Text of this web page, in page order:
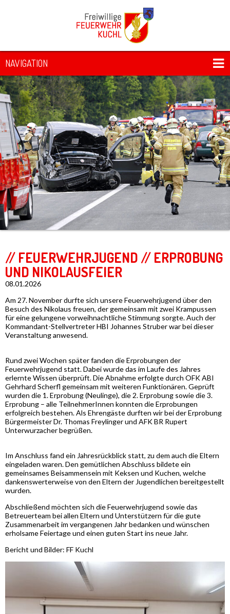
NAVIGATION
// FEUERWEHRJUGEND // ERPROBUNG
UND NIKOLAUSFEIER
08.01.2026
Am 27. November durfte sich unsere Feuerwehrjugend über den
Besuch des Nikolaus freuen, der gemeinsam mit zwei Krampussen
für eine gelungene vorweihnachtliche Stimmung sorgte. Auch der
Kommandant-Stellvertreter HBI Johannes Struber war bei dieser
Veranstaltung anwesend.
Rund zwei Wochen später fanden die Erprobungen der
Feuerwehrjugend statt. Dabei wurde das im Laufe des Jahres
erlernte Wissen überprüft. Die Abnahme erfolgte durch OFK ABI
Gehrhard Scherfl gemeinsam mit weiteren Funktionären. Geprüft
wurden die 1. Erprobung (Neulinge), die 2. Erprobung sowie die 3.
Erprobung – alle TeilnehmerInnen konnten die Erprobungen
erfolgreich bestehen. Als Ehrengäste durften wir bei der Erprobung
Bürgermeister Dr. Thomas Freylinger und AFK BR Rupert
Unterwurzacher begrüßen.
Im Anschluss fand ein Jahresrückblick statt, zu dem auch die Eltern
eingeladen waren. Den gemütlichen Abschluss bildete ein
gemeinsames Beisammensein mit Keksen und Kuchen, welche
dankenswerterweise von den Eltern der Jugendlichen bereitgestellt
wurden.
Abschließend möchten sich die Feuerwehrjugend sowie das
Betreuerteam bei allen Eltern und Unterstützern für die gute
Zusammenarbeit im vergangenen Jahr bedanken und wünschen
erholsame Feiertage und einen guten Start ins neue Jahr.
Bericht und Bilder: FF Kuchl